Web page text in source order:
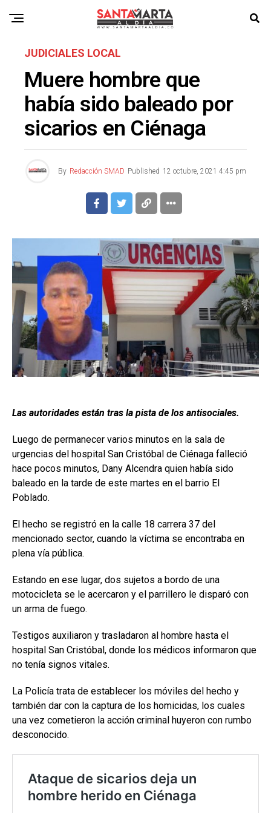
JUDICIALES LOCAL
Muere hombre que
había sido baleado por
sicarios en Ciénaga
By Redacción SMAD Published 12 octubre, 2021 4:45 pm
Las autoridades están tras la pista de los antisociales.
Luego de permanecer varios minutos en la sala de
urgencias del hospital San Cristóbal de Ciénaga falleció
hace pocos minutos, Dany Alcendra quien había sido
baleado en la tarde de este martes en el barrio El
Poblado.
El hecho se registró en la calle 18 carrera 37 del
mencionado sector, cuando la víctima se encontraba en
plena vía pública.
Estando en ese lugar, dos sujetos a bordo de una
motocicleta se le acercaron y el parrillero le disparó con
un arma de fuego.
Testigos auxiliaron y trasladaron al hombre hasta el
hospital San Cristóbal, donde los médicos informaron que
no tenía signos vitales.
La Policía trata de establecer los móviles del hecho y
también dar con la captura de los homicidas, los cuales
una vez cometieron la acción criminal huyeron con rumbo
desconocido.